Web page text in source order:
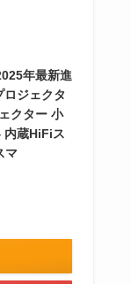
年最新進
ジェクタ
クター 小
蔵HiFiス
マ